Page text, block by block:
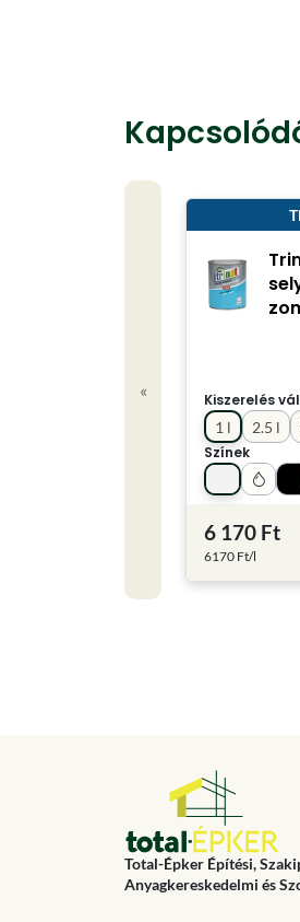
«
Kiszerelés
1 l
2.5 l
Színek
6 170 Ft
6170 Ft/l
Total-Épker Építési,
Anyagkereskedelmi és